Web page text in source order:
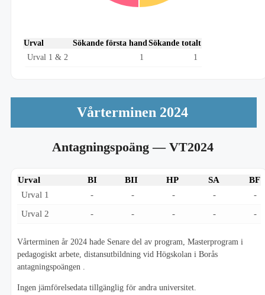
Urval Sökande första handSökande totalt
Urval 1 & 2
1 1
Vårterminen 2024
Antagningspoäng— VT2024
Urval BI BII HP SA
BF
Urval 1
- - - -
-
Urval 2
- - - - -
Vårterminen år 2024 hade Senare del av program, Masterprogram i
pedagogiskt arbete, distansutbildning vid Högskolan i Borås
antagningspoängen .
Ingen jämförelsedata tillgänglig för andra universitet.